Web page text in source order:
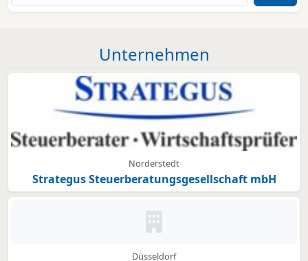
Eingabe
Unternehmen
Norderstedt
Strategus Steuerberatungsgesellschaft mbH
Kein Bild oder Logo hinterlegt
Düsseldorf